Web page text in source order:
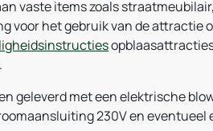
vaste items zoals
voor het gebruik van de attractie
geleverd met een elektrische
230V en eventueel